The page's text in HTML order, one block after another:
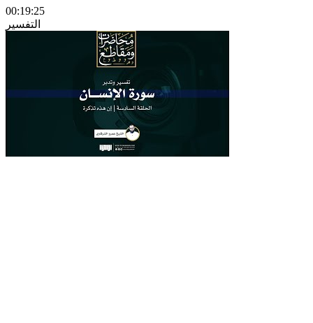
00:19:25
التفسير